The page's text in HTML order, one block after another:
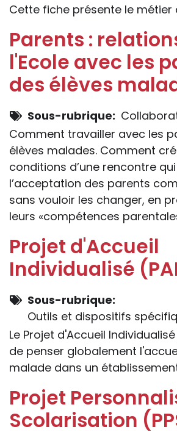
Cette fiche présente le métier
Parents :
l'Ecole avec les
des élèves
Sous-rubrique
Comment travailler avec les
élèves malades. Comment
conditions d’une rencontre
l’acceptation des parents
sans vouloir les changer, en
leurs «compétences
Projet d'Accueil
Individualisé
Sous-rubrique
Outils et dispositifs
Le Projet d'Accueil
de penser globalement
malade dans un
Projet
Scolarisation